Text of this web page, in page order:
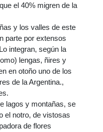
el 40% migren de la
y los valles de este
parte por extensos
integran, según la
lengas, ñires y
en otoño uno de los
de la Argentina.,
lagos y montañas, se
el notro, de vistosas
de flores